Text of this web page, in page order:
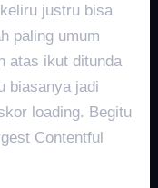
justru bisa
paling umum
atas ikut ditunda
biasanya jadi
loading. Begitu
Contentful